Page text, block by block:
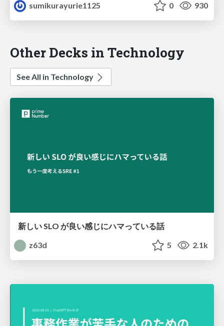
sumikurayurie1125
0 930
Other Decks in Technology
See All in Technology
新しい SLO が良い感じにハマっている話
z63d
5 2.1k